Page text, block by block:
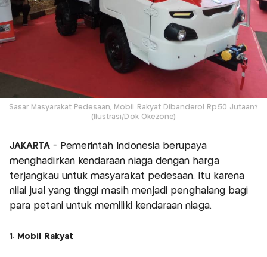
Sasar Masyarakat Pedesaan, Mobil Rakyat Dibanderol Rp50 Jutaan?
(Ilustrasi/Dok Okezone)
JAKARTA- Pemerintah Indonesia berupaya
menghadirkan kendaraan niaga dengan harga
terjangkau untuk masyarakat pedesaan. Itu karena
nilai jual yang tinggi masih menjadi penghalang bagi
para petani untuk memiliki kendaraan niaga.
1. Mobil Rakyat